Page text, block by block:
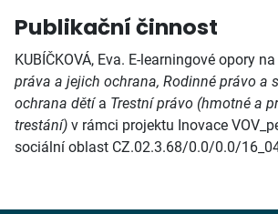
Publikační činnost
KUBÍČKOVÁ, Eva. E-learningové opory
práva a jejich ochrana, Rodinné právo a
ochrana dětía Trestní právo (hmotné a
trestání) v rámci projektu Inovace
sociální oblast CZ.02.3.68/0.0/0.0/